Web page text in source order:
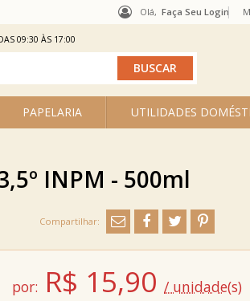
Olá, Faça Seu Login
PAPELARIA UTILIDADES
09:30 ÀS 17:00
INPM - 500ml
por: R$ 15,90 / unidade(s)